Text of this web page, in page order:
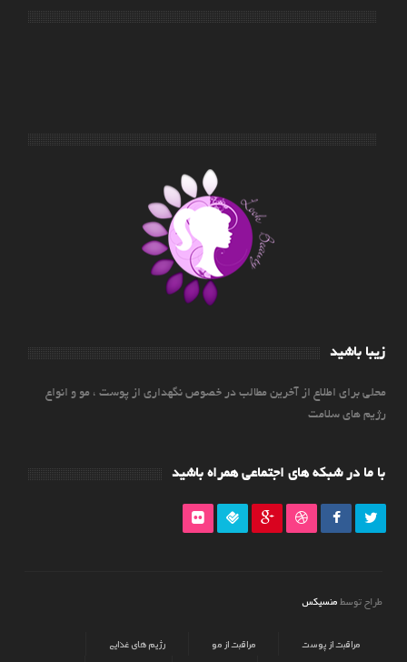
زیبا باشید
محلی برای اطلاع از آخرین مطالب در خصوص نگهداری از پوست ، مو و انواع
رژیم های سلامت
با ما در شبکه های اجتماعی همراه باشید
طراح توسط منسیکس
مراقبت از پوست مراقبت از مو
رژیم های غذایی